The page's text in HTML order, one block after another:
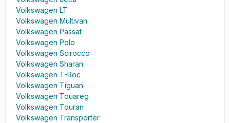
Volkswagen LT
Volkswagen Multivan
Volkswagen Passat
Volkswagen Polo
Volkswagen Scirocco
Volkswagen Sharan
Volkswagen T-Roc
Volkswagen Tiguan
Volkswagen Touareg
Volkswagen Touran
Volkswagen Transporter